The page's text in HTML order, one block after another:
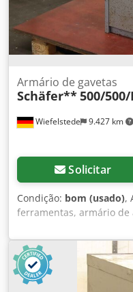
Wiefelstede 9.427 km
Armário de gavetas
Schäfer**500/
Solicitar
Condição: bom (usado),
ferramentas, armário
de gaveta Crsdjud
Schäfer, armário de
2 bordas: Layout/altura
fechadura -Quantidade:
A x P 500/500/1000 mm